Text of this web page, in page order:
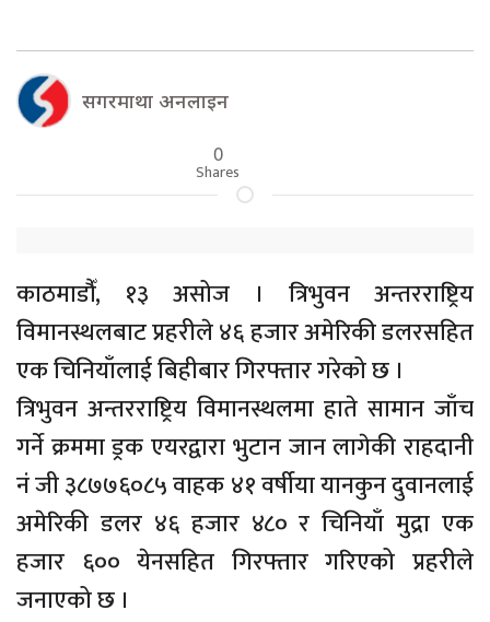
सगरमाथा अनलाइन
0
Shares
काठमाडौँं, १३ असोज । त्रिभुवन अन्तरराष्ट्रिय
विमानस्थलबाट प्रहरीले ४६ हजार अमेरिकी डलरसहित
एक चिनियाँलाई बिहीबार गिरफ्तार गरेको छ ।
त्रिभुवन अन्तरराष्ट्रिय विमानस्थलमा हाते सामान जाँच
गर्ने क्रममा ड्रक एयरद्वारा भुटान जान लागेकी राहदानी
नं जी ३८७७६०८५ वाहक ४१ वर्षीया यानकुन दुवानलाई
अमेरिकी डलर ४६ हजार ४८० र चिनियाँ मुद्रा एक
हजार ६०० येनसहित गिरफ्तार गरिएको प्रहरीले
जनाएको छ ।